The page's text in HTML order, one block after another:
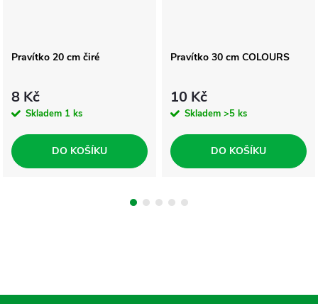
Pravítko 20 cm čiré
8 Kč
Skladem 1 ks
DO KOŠÍKU
Pravítko 30 cm COLOURS
10 Kč
Skladem >5 ks
DO KOŠÍKU